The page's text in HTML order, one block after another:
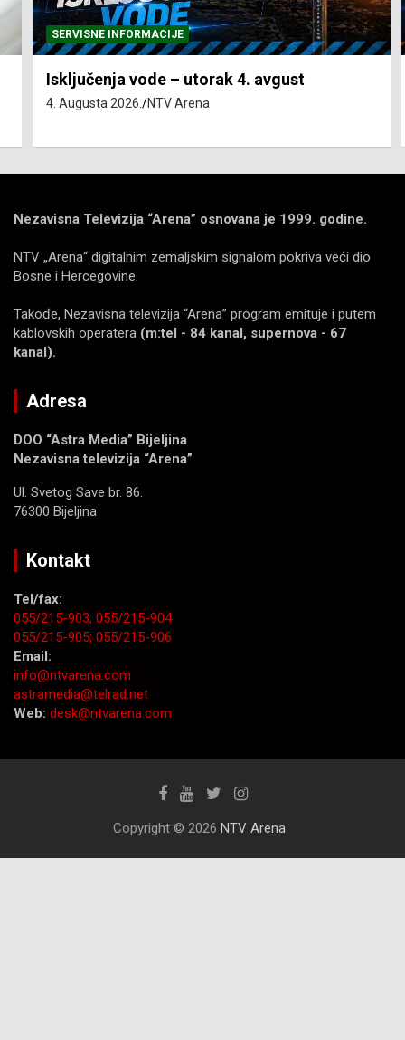
SERVISNE INFORMACIJE
Isključenja vode – utorak 4. avgust
4. Augusta 2026. NTV Arena
Nezavisna Televizija “Arena” osnovana je 1999. godine.
NTV „Arena“ digitalnim zemaljskim signalom pokriva veći dio
Bosne i Hercegovine.
Takođe, Nezavisna televizija “Arena” program emituje i putem
kablovskih operatera (m:tel - 84 kanal, supernova - 67
kanal).
Adresa
DOO “Astra Media” Bijeljina
Nezavisna televizija “Arena”
Ul. Svetog Save br. 86.
76300 Bijeljina
Kontakt
Tel/fax:
055/215-903; 055/215-904
055/215-905; 055/215-906
Email:
info@ntvarena.com
astramedia@telrad.net
Web: desk@ntvarena.com
Copyright © 2026 NTV Arena